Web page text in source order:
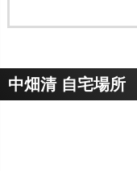
中畑清 自宅場所